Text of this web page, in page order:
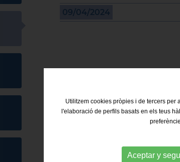
09/04/2024
Utilitzem cookies pròpies i de tercers per
l'elaboració de perfils basats en els teus
Aceptar y